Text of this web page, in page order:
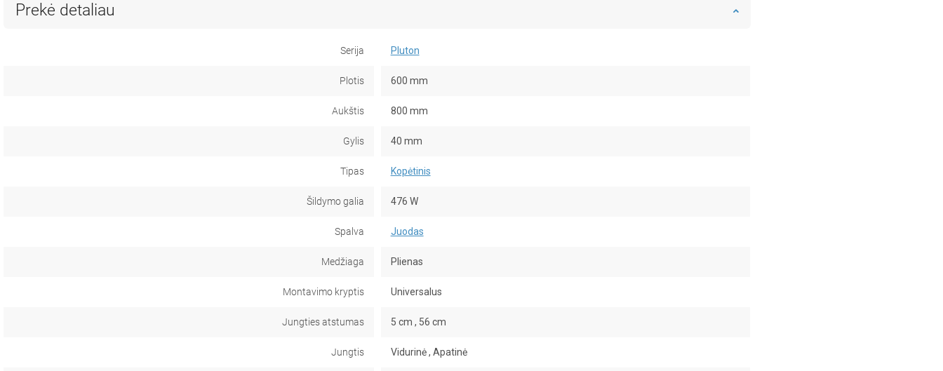
Prekė detaliau
Serija Pluton
Plotis 600 mm
Aukštis 800 mm
Gylis 40 mm
Tipas Kopėtinis
Šildymo galia 476 W
Spalva Juodas
Medžiaga Plienas
Montavimo kryptis Universalus
Jungties atstumas 5 cm , 56 cm
Jungtis Vidurinė , Apatinė